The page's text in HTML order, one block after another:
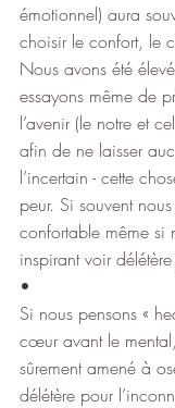
émotionnel) aura
choisir le confort, le
Nous avons été
essayons même de
l’avenir (le notre et
afin de ne laisser
l’incertain - cette
peur. Si souvent
confortable même si
inspirant voir
•
Si nous pensons «
cœur avant le
sûrement amené à
délétère pour